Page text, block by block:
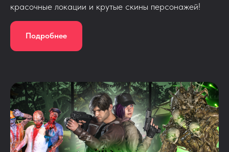
красочные локации и крутые скины персонажей!
Подробнее